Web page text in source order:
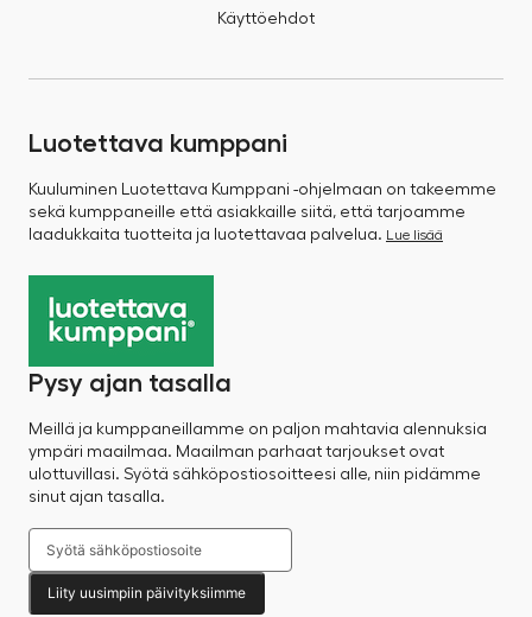
Käyttöehdot
Luotettava kumppani
Kuuluminen Luotettava Kumppani -ohjelmaan on takeemme
sekä kumppaneille että asiakkaille siitä, että tarjoamme
laadukkaita tuotteita ja luotettavaa palvelua.
Lue lisää
Pysy ajan tasalla
Meillä ja kumppaneillamme on paljon mahtavia alennuksia
ympäri maailmaa. Maailman parhaat tarjoukset ovat
ulottuvillasi. Syötä sähköpostiosoitteesi alle, niin pidämme
sinut ajan tasalla.
Liity uusimpiin päivityksiimme